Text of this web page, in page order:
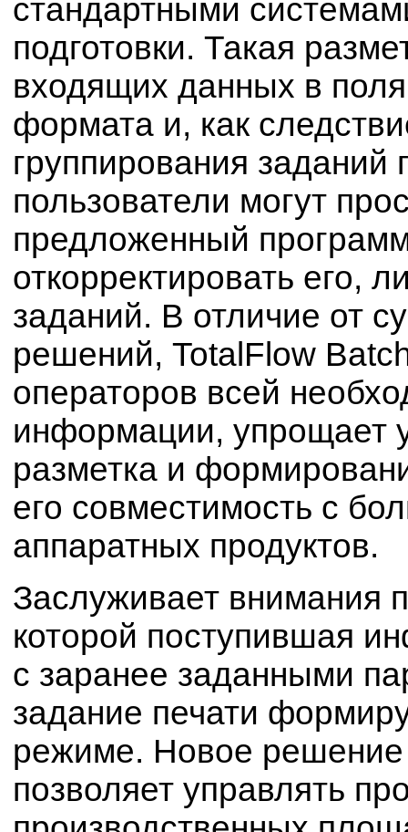
стандартными
подготовки. Такая
входящих данных в
формата и, как
группирования заданий
пользователи могут
предложенный
откорректировать его,
заданий. В отличие от
решений, TotalFlow
операторов всей
информации, упрощает
разметка и
его совместимость c
аппаратных продуктов.
Заслуживает внимания
которой поступившая
с заранее заданными
задание печати
режиме. Новое решение
позволяет управлять